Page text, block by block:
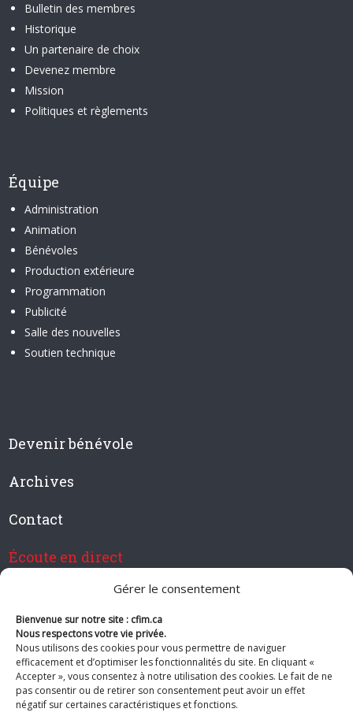
Gérer le consentement
Bienvenue sur notre site : cfim.ca
Nous respectons votre vie privée.
Nous utilisons des cookies pour vous permettre de naviguer
efficacement et d’optimiser les fonctionnalités du site. En cliquant «
Accepter », vous consentez à notre utilisation des cookies. Le fait de ne
pas consentir ou de retirer son consentement peut avoir un effet
négatif sur certaines caractéristiques et fonctions.
Bulletin des membres
Historique
Un partenaire de choix
Devenez membre
Mission
Politiques et règlements
Équipe
Administration
Animation
Bénévoles
Production extérieure
Programmation
Publicité
Salle des nouvelles
Soutien technique
Devenir bénévole
Archives
Contact
Écoute en direct
Devenir membre de CFIM
Suivez-nous